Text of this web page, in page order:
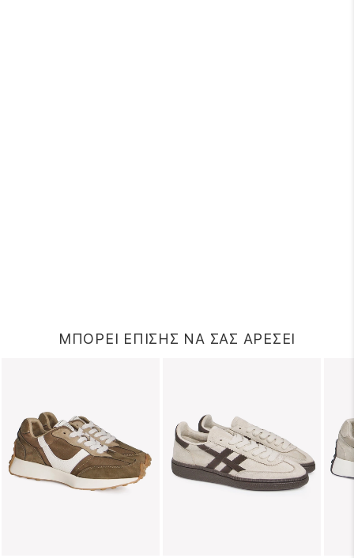
ΜΠΟΡΕΙ ΕΠΙΣΗΣ ΝΑ ΣΑΣ ΑΡΕΣΕΙ